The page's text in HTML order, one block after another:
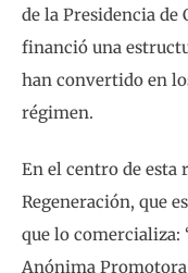
de la Presidencia de
financió una
han convertido en
régimen.
En el centro de esta
Regeneración, que
que lo comercializa:
Anónima